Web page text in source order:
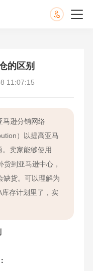
的区别
11:07:15
马逊分销网络
）以提高亚马
卖家能够使用
到亚马逊中心，
缺货。可以理解为
存计划里了，实